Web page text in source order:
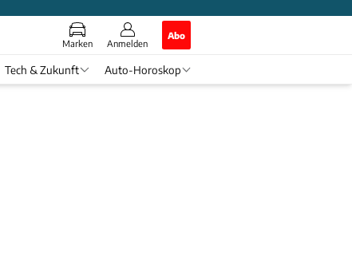
Marken Anmelden
Abo
Tech & Zukunft Auto-Horoskop